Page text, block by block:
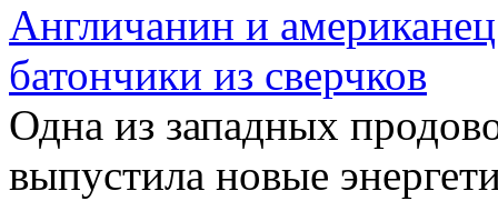
Англичанин и
батончики из сверчков
Одна из западных
выпустила новые